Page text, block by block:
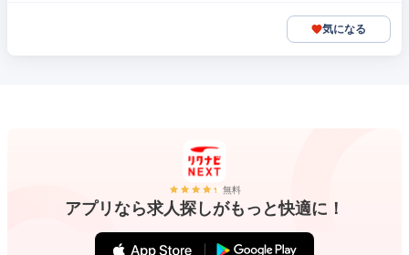
気になる
無料
アプリなら求人探しがもっと快適に！